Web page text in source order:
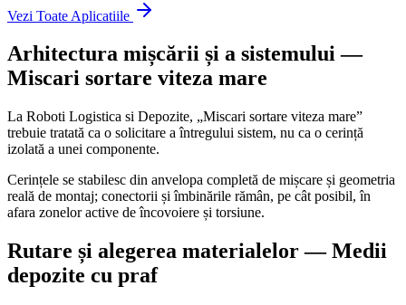
Vezi Toate Aplicatiile
Arhitectura mișcării și a sistemului —
Miscari sortare viteza mare
La Roboti Logistica si Depozite, „Miscari sortare viteza mare”
trebuie tratată ca o solicitare a întregului sistem, nu ca o cerință
izolată a unei componente.
Cerințele se stabilesc din anvelopa completă de mișcare și geometria
reală de montaj; conectorii și îmbinările rămân, pe cât posibil, în
afara zonelor active de încovoiere și torsiune.
Rutare și alegerea materialelor — Medii
depozite cu praf